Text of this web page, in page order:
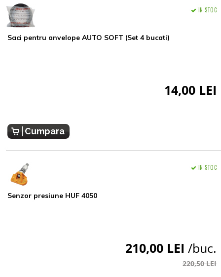
Saci pentru anvelope AUTO SOFT (Set 4 bucati)
IN STOC
14,00 LEI
Cumpara
Senzor presiune HUF 4050
IN STOC
210,00 LEI /buc.
220,50 LEI